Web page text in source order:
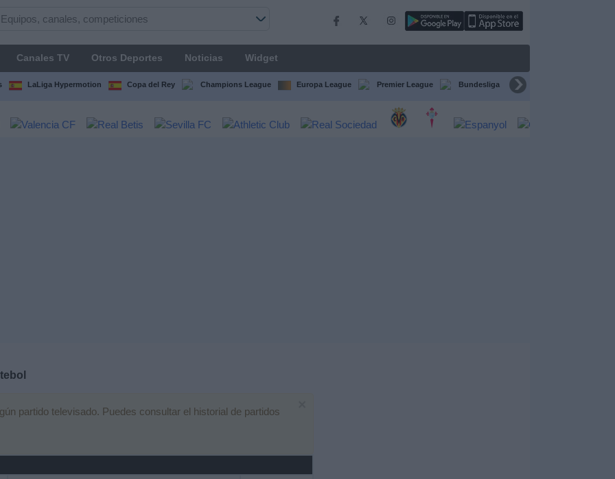
Canales TV Otros Deportes Noticias Widget
LaLiga Hypermotion Copa del Rey Champions League Europa League Premier League Bundesliga Supercopa de España
partido televisado. Puedes consultar el historial de partidos